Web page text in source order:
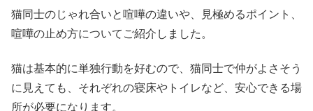
猫同士のじゃれ合いと喧嘩の違いや、見極めるポイント、
喧嘩の止め方についてご紹介しました。
猫は基本的に単独行動を好むので、猫同士で仲がよさそう
に見えても、それぞれの寝床やトイレなど、安心できる場
所が必要になります。